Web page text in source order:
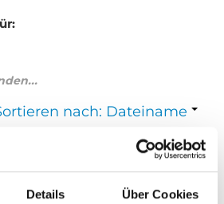
Details Über Cookies
nach: Dateiname